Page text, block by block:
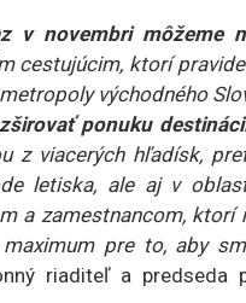
v novembri môžeme
cestujúcim, ktorí
východného
ponuku
z viacerých hľadísk,
letiska, ale aj v
a zamestnancom,
pre to, aby
riaditeľ a predseda